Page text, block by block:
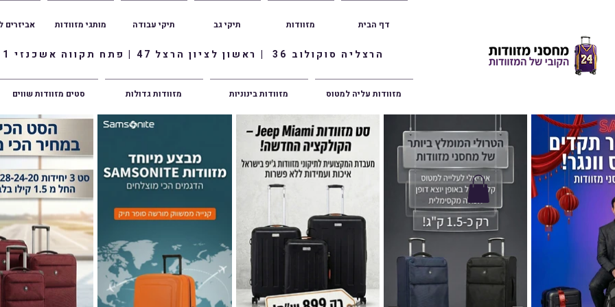
הרצליה סוקולוב 36 | ראשון לציון הרצל 47 | פתח תקווה אשכנזי 1
אביזרים מותגי מזוודות תיקי עבודה תיקי גב מזוודות דף הבית
סטים מזוודות שווים מזוודות גדולות מזוודות בינוניות מזוודות עליה למטוס